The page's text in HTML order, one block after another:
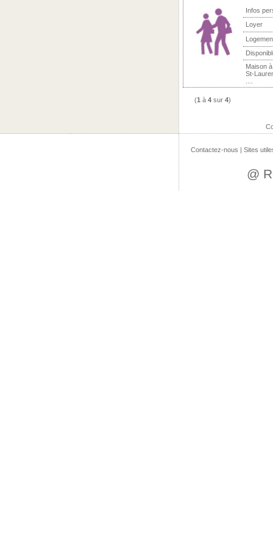
Infos
Loyer
Maison
St-
(1 à 4 sur 4)
Contactez-nous | Sites
@